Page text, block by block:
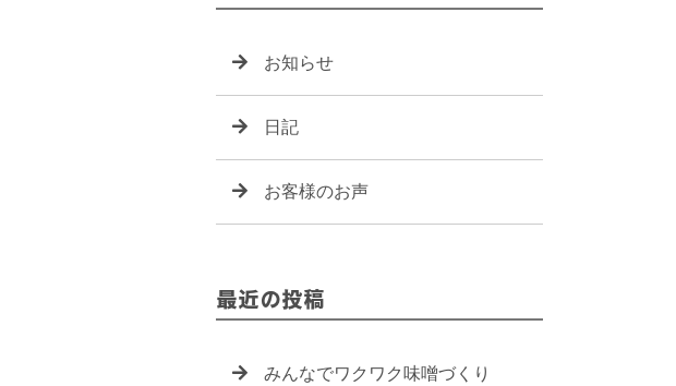
お知らせ
日記
お客様のお声
最近の投稿
みんなでワクワク味噌づくり